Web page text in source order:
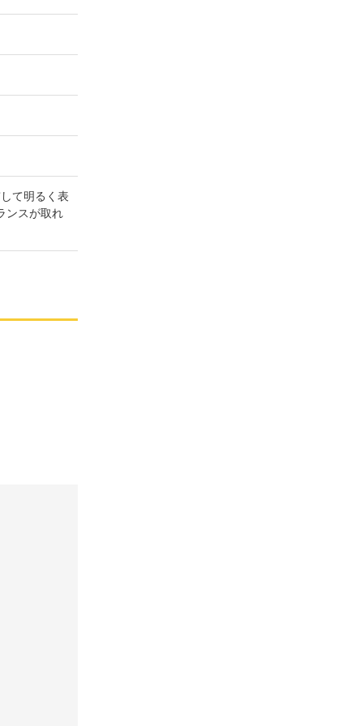
て明るく表
ンスが取れ